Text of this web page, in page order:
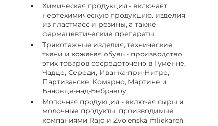
Химическая продукция - включает
нефтехимическую продукцию, изделия
из пластмасс и резины, а также
фармацевтические препараты.
Трикотажные изделия, технические
ткани и кожаная обувь - производство
этих товаров сосредоточено в Гуменне,
Чадце, Середи, Иванка-при-Нитре,
Партизанске, Комарно, Мартине и
Бановце-над-Бебравоу.
Молочная продукция - включая сыры и
молочные продукты, производимые
компаниями Rajo и Zvolenská mliekareň.